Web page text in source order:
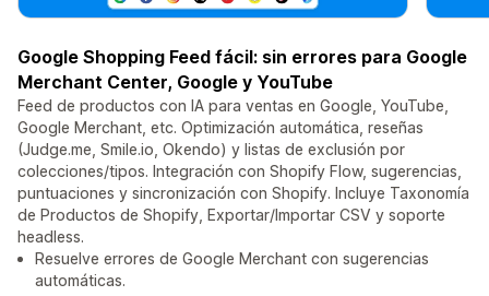
Google Shopping Feed fácil: sin errores para Google
Merchant Center, Google y YouTube
Feed de productos con IA para ventas en Google, YouTube,
Google Merchant, etc. Optimización automática, reseñas
(Judge.me, Smile.io, Okendo) y listas de exclusión por
colecciones/tipos. Integración con Shopify Flow, sugerencias,
puntuaciones y sincronización con Shopify. Incluye Taxonomía
de Productos de Shopify, Exportar/Importar CSV y soporte
headless.
Resuelve errores de Google Merchant con sugerencias
automáticas.